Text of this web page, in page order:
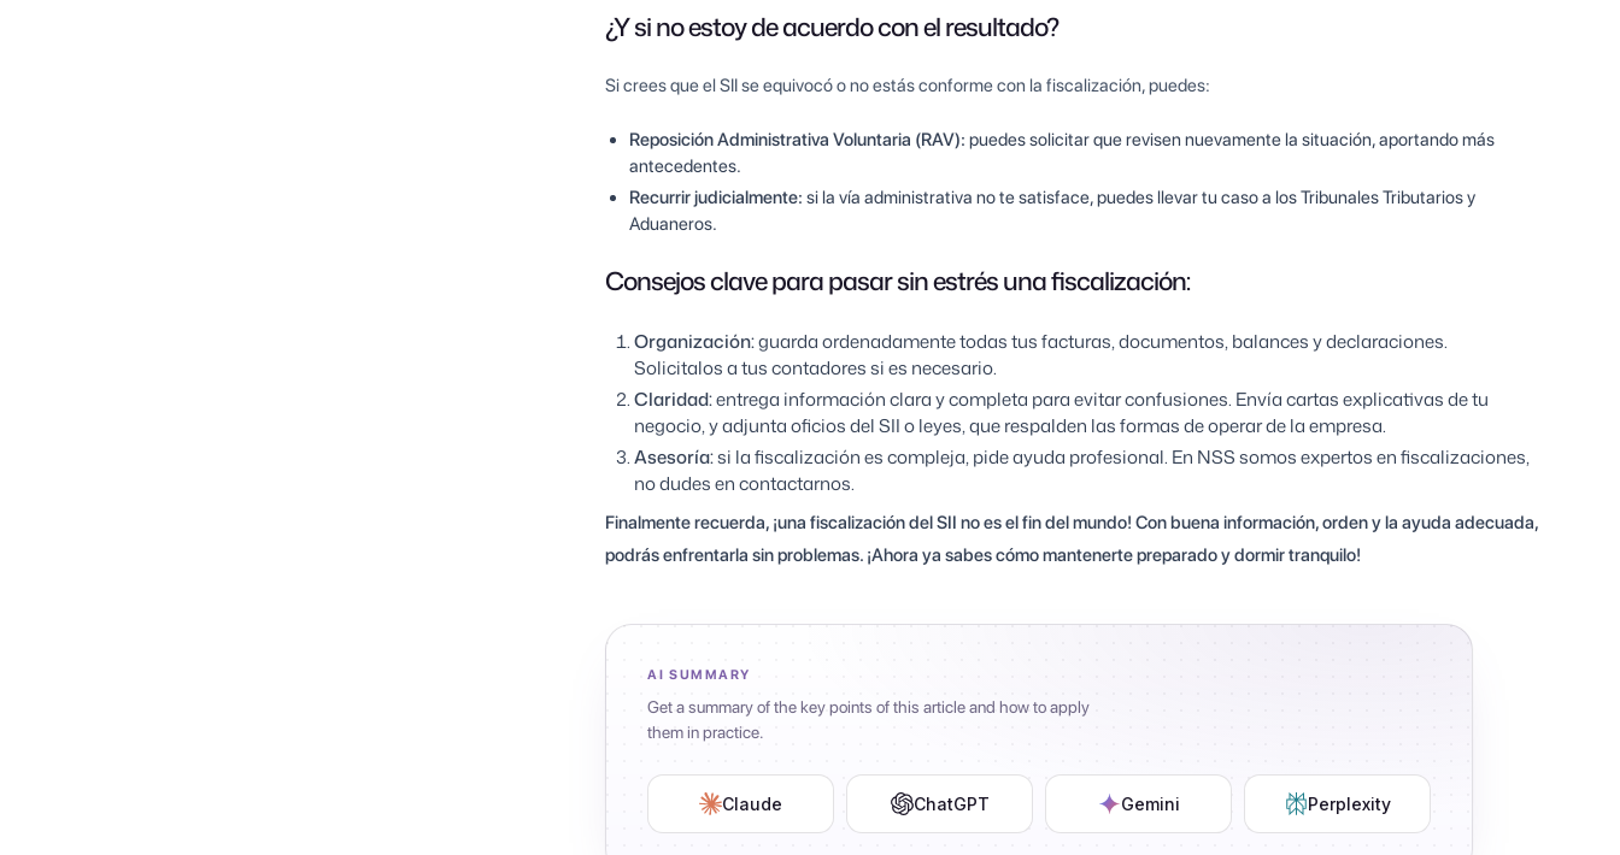
¿Y si no estoy de acuerdo con el resultado?
Si crees que el SII se equivocó o no estás conforme con la fiscalización, puedes:
Reposición Administrativa Voluntaria (RAV): puedes solicitar que revisen nuevamente la situación, aportando más
antecedentes.
Recurrir judicialmente: si la vía administrativa no te satisface, puedes llevar tu caso a los Tribunales Tributarios y
Aduaneros.
Consejos clave para pasar sin estrés una fiscalización:
Organización:guarda ordenadamente todas tus facturas, documentos, balances y declaraciones.
Solicitalos a tus contadores si es necesario.
Claridad:entrega información clara y completa para evitar confusiones. Envía cartas explicativas de tu
negocio, y adjunta oficios del SII o leyes, que respalden las formas de operar de la empresa.
Asesoría:si la fiscalización es compleja, pide ayuda profesional. En NSS somos expertos en fiscalizaciones,
no dudes en contactarnos.
Finalmente recuerda, ¡una fiscalización del SII no es el fin del mundo! Con buena información, orden y la ayuda adecuada,
podrás enfrentarla sin problemas. ¡Ahora ya sabes cómo mantenerte preparado y dormir tranquilo!
AI SUMMARY
Get a summary of the key points of this article and how to apply
them in practice.
Claude ChatGPT Gemini Perplexity